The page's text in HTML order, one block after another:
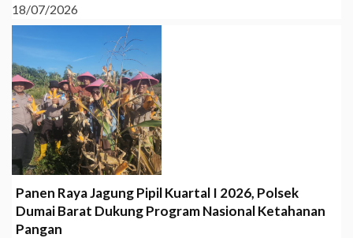
18/07/2026
Panen Raya Jagung Pipil Kuartal I 2026, Polsek
Dumai Barat Dukung Program Nasional Ketahanan
Pangan